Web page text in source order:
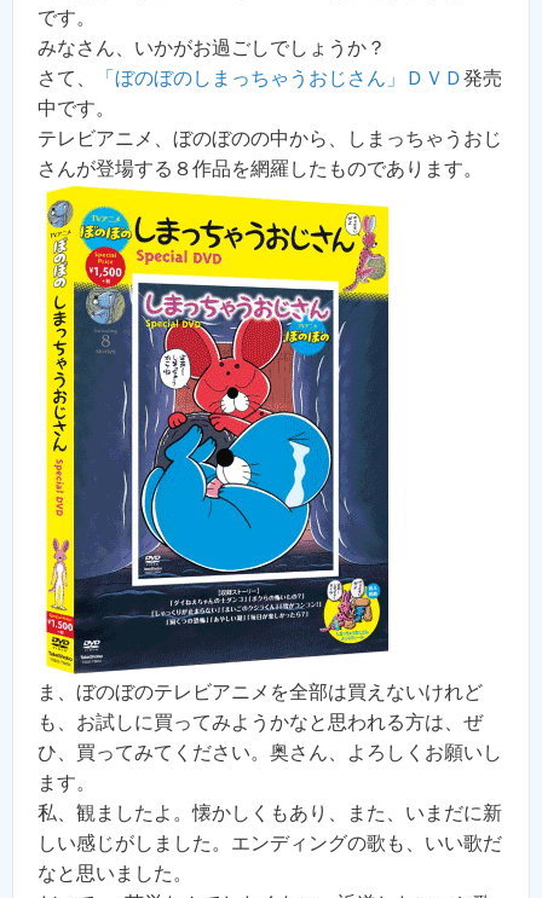
です。
みなさん、いかがお過ごしでしょうか？
さて、
「ぼのぼのしまっちゃうおじさん」ＤＶＤ発売
中です。
テレビアニメ、ぼのぼのの中から、しまっちゃうおじ
さんが登場する８作品を網羅したものであります。
ま、ぼのぼのテレビアニメを全部は買えないけれど
も、お試しに買ってみようかなと思われる方は、ぜ
ひ、買ってみてください。奥さん、よろしくお願いし
ます。
私、観ましたよ。懐かしくもあり、また、いまだに新
しい感じがしました。エンディングの歌も、いい歌だ
なと思いました。